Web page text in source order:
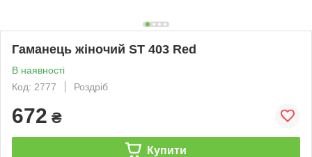
Гаманець жіночий ST 403 Red
В наявності
Код: 2777
Роздріб
672 ₴
Купити